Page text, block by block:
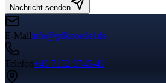
Nachricht senden
E-Mailinfo@gtlknoedel.de
Telefon+49 7152 9745-40